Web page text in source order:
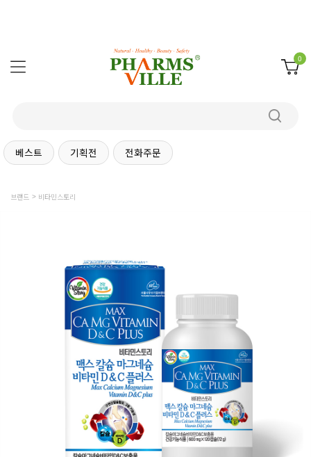
0
베스트 기획전 전화주문
브랜드 비타민스토리